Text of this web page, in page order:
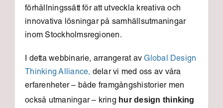
förhållningssätt för att utveckla kreativa och
innovativa lösningar på samhällsutmaningar
inom Stockholmsregionen.
I detta webbinarie, arrangerat avGlobal Design
Thinking Alliance, delar vi med oss av våra
erfarenheter – både framgångshistorier men
också utmaningar – kring hur design thinking